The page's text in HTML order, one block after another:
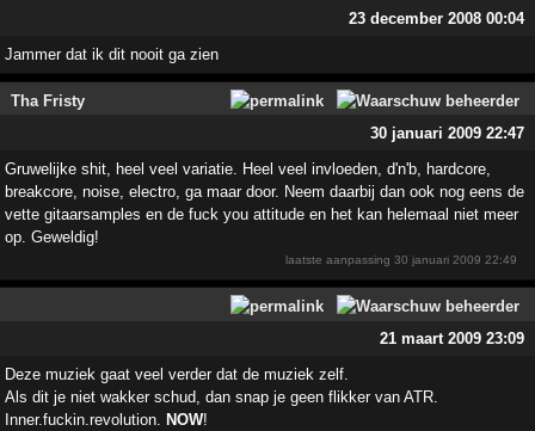
23 december 2008 00:04
Jammer dat ik dit nooit ga zien
Tha Fristy
30 januari 2009 22:47
Gruwelijke shit, heel veel variatie. Heel veel invloeden, d'n'b, hardcore,
breakcore, noise, electro, ga maar door. Neem daarbij dan ook nog eens de
vette gitaarsamples en de fuck you attitude en het kan helemaal niet meer
op. Geweldig!
laatste aanpassing30 januari 2009 22:49
21 maart 2009 23:09
Deze muziek gaat veel verder dat de muziek zelf.
Als dit je niet wakker schud, dan snap je geen flikker van ATR.
Inner.fuckin.revolution. NOW!